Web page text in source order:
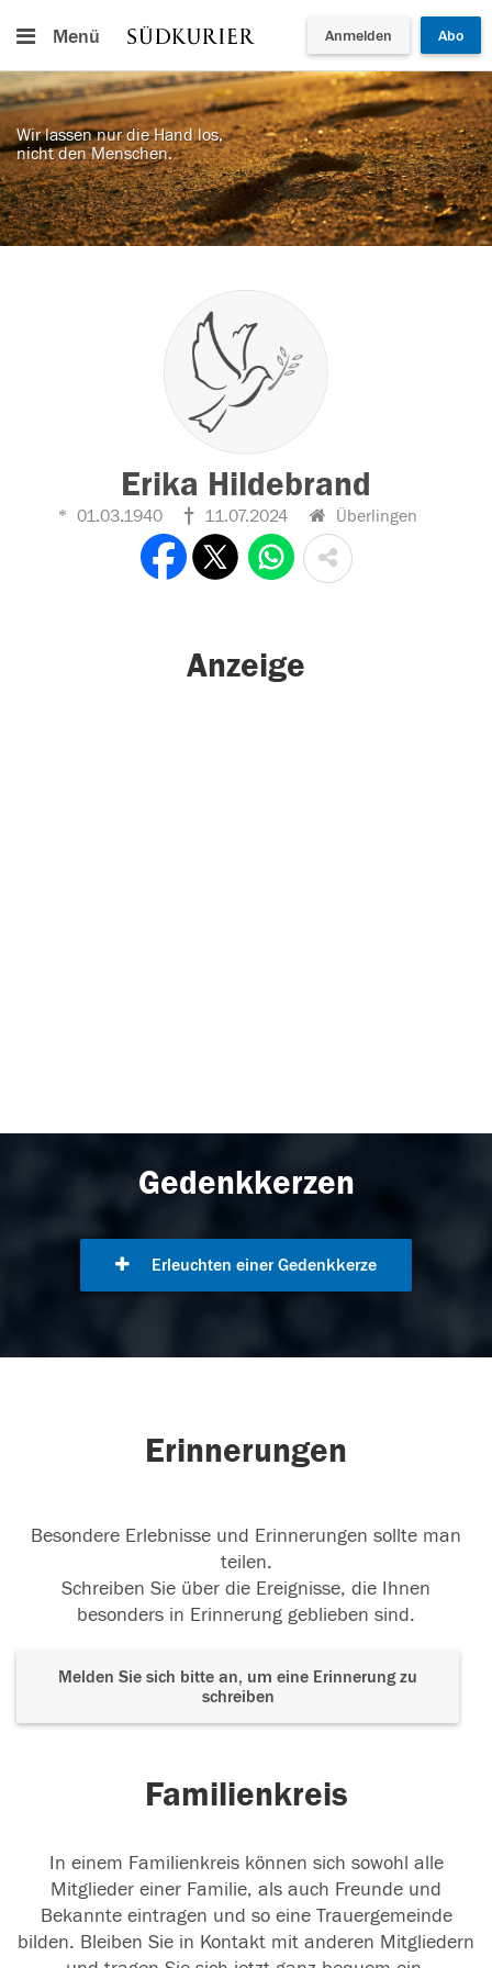
Menü Anmelden Abo
Wir lassen nur die Hand los,
nicht den Menschen.
Erika Hildebrand
01.03.1940 11.07.2024 Überlingen
Anzeige
Gedenkkerzen
Erleuchten einer Gedenkkerze
Erinnerungen
Besondere Erlebnisse und Erinnerungen sollte man
teilen.
Schreiben Sie über die Ereignisse, die Ihnen
besonders in Erinnerung geblieben sind.
Melden Sie sich bitte an, um eine Erinnerung zu
schreiben
Familienkreis
In einem Familienkreis können sich sowohl alle
Mitglieder einer Familie, als auch Freunde und
Bekannte eintragen und so eine Trauergemeinde
bilden. Bleiben Sie in Kontakt mit anderen Mitgliedern